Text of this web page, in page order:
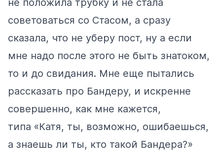
советоваться со Стасом, а сразу
сказала, что не уберу пост, ну а если
мне надо после этого не быть знатоком,
то и до свидания. Мне еще пытались
рассказать про Бандеру, и искренне
совершенно, как мне кажется,
типа «Катя, ты, возможно, ошибаешься,
а знаешь ли ты, кто такой Бандера?»